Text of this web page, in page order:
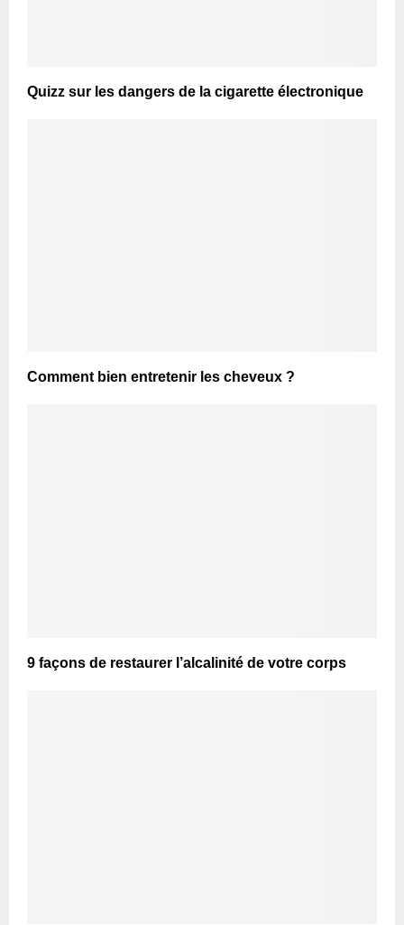
Quizz sur les dangers de la cigarette électronique
Comment bien entretenir les cheveux ?
9 façons de restaurer l’alcalinité de votre corps